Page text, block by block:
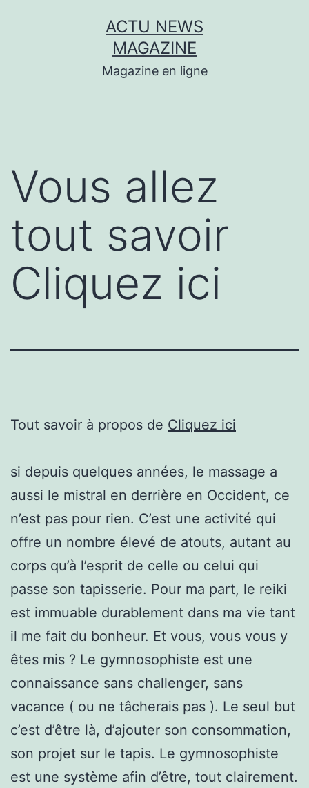
ACTU NEWS
MAGAZINE
Magazine en ligne
Vous allez
tout savoir
Cliquez ici
Tout savoir à propos de Cliquez ici
si depuis quelques années, le massage a
aussi le mistral en derrière en Occident, ce
n’est pas pour rien. C’est une activité qui
offre un nombre élevé de atouts, autant au
corps qu’à l’esprit de celle ou celui qui
passe son tapisserie. Pour ma part, le reiki
est immuable durablement dans ma vie tant
il me fait du bonheur. Et vous, vous vous y
êtes mis ? Le gymnosophiste est une
connaissance sans challenger, sans
vacance ( ou ne tâcherais pas ). Le seul but
c’est d’être là, d’ajouter son consommation,
son projet sur le tapis. Le gymnosophiste
est une système afin d’être, tout clairement.